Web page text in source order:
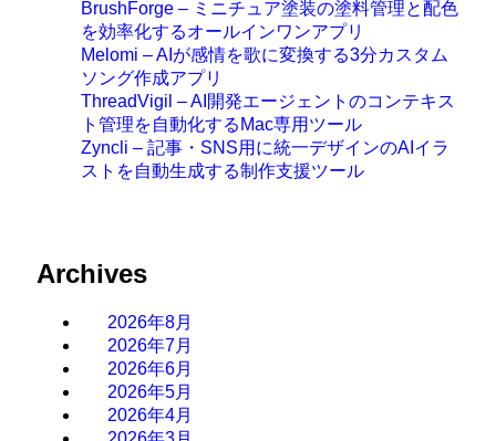
BrushForge – ミニチュア塗装の塗料管理と配色
を効率化するオールインワンアプリ
Melomi – AIが感情を歌に変換する3分カスタム
ソング作成アプリ
ThreadVigil – AI開発エージェントのコンテキス
ト管理を自動化するMac専用ツール
Zyncli – 記事・SNS用に統一デザインのAIイラ
ストを自動生成する制作支援ツール
Archives
2026年8月
2026年7月
2026年6月
2026年5月
2026年4月